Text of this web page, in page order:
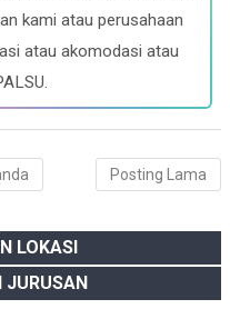
kami atau perusahaan
atau akomodasi atau
Posting Lama
LOKASI
JURUSAN